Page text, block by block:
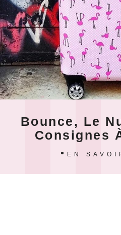
Bounce, Le
Consignes
EN